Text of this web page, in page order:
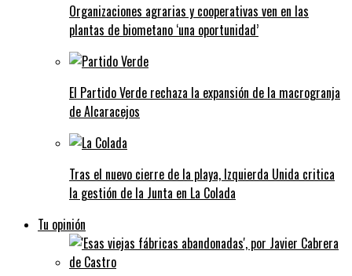
Organizaciones agrarias y cooperativas ven en las
plantas de biometano ‘una oportunidad’
El Partido Verde rechaza la expansión de la macrogranja
de Alcaracejos
Tras el nuevo cierre de la playa, Izquierda Unida critica
la gestión de la Junta en La Colada
Tu opinión